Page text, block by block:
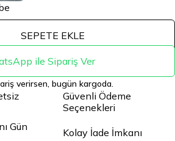
SEPETE EKLE
ile Sipariş Ver
verirsen, bugün kargoda.
Güvenli Ödeme
Seçenekleri
Gün
Kolay İade İmkanı